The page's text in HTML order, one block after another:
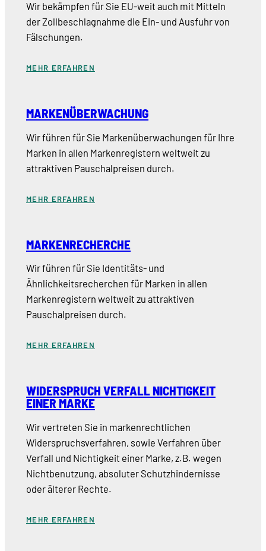
Wir bekämpfen für Sie EU-weit auch mit Mitteln
der Zollbeschlagnahme die Ein- und Ausfuhr von
Fälschungen.
MEHR ERFAHREN
MARKENÜBERWACHUNG
Wir führen für Sie Markenüberwachungen für Ihre
Marken in allen Markenregistern weltweit zu
attraktiven Pauschalpreisen durch.
MEHR ERFAHREN
MARKENRECHERCHE
Wir führen für Sie Identitäts- und
Ähnlichkeitsrecherchen für Marken in allen
Markenregistern weltweit zu attraktiven
Pauschalpreisen durch.
MEHR ERFAHREN
WIDERSPRUCH VERFALL NICHTIGKEIT
EINER MARKE
Wir vertreten Sie in markenrechtlichen
Widerspruchsverfahren, sowie Verfahren über
Verfall und Nichtigkeit einer Marke, z.B. wegen
Nichtbenutzung, absoluter Schutzhindernisse
oder älterer Rechte.
MEHR ERFAHREN